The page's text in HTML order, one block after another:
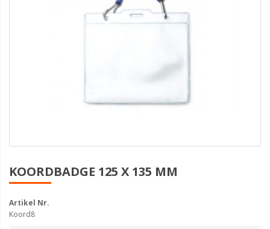
KOORDBADGE 125 X 135 MM
Artikel Nr.
Koord8